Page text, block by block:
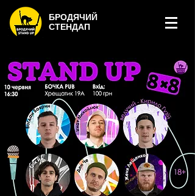
БРОДЯЧИЙ
СТЕНДАП